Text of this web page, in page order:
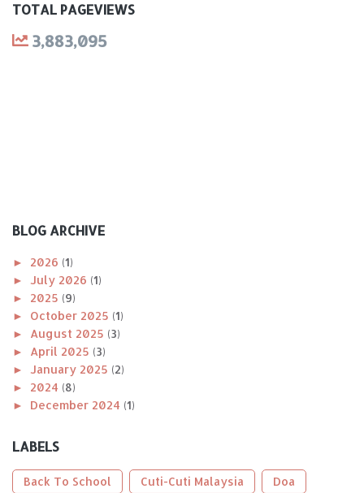
TOTAL PAGEVIEWS
3,883,095
BLOG ARCHIVE
► 2026 (1)
► July 2026 (1)
► 2025 (9)
► October 2025 (1)
► August 2025 (3)
► April 2025 (3)
► January 2025 (2)
► 2024 (8)
► December 2024 (1)
► October 2024
► April 2024 (1)
LABELS
Back To School Cuti-Cuti Malaysia Doa